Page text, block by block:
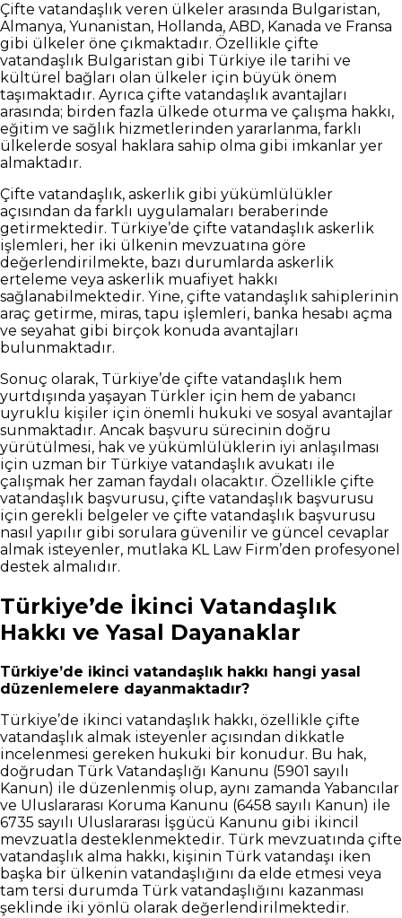
Çifte vatandaşlık veren ülkeler arasında Bulgaristan,
Almanya, Yunanistan, Hollanda, ABD, Kanada ve Fransa
gibi ülkeler öne çıkmaktadır. Özellikle çifte
vatandaşlık Bulgaristan gibi Türkiye ile tarihi ve
kültürel bağları olan ülkeler için büyük önem
taşımaktadır. Ayrıca çifte vatandaşlık avantajları
arasında; birden fazla ülkede oturma ve çalışma hakkı,
eğitim ve sağlık hizmetlerinden yararlanma, farklı
ülkelerde sosyal haklara sahip olma gibi imkanlar yer
almaktadır.
Çifte vatandaşlık, askerlik gibi yükümlülükler
açısından da farklı uygulamaları beraberinde
getirmektedir. Türkiye’de çifte vatandaşlık askerlik
işlemleri, her iki ülkenin mevzuatına göre
değerlendirilmekte, bazı durumlarda askerlik
erteleme veya askerlik muafiyet hakkı
sağlanabilmektedir. Yine, çifte vatandaşlık sahiplerinin
araç getirme, miras, tapu işlemleri, banka hesabı açma
ve seyahat gibi birçok konuda avantajları
bulunmaktadır.
Sonuç olarak, Türkiye’de çifte vatandaşlık hem
yurtdışında yaşayan Türkler için hem de yabancı
uyruklu kişiler için önemli hukuki ve sosyal avantajlar
sunmaktadır. Ancak başvuru sürecinin doğru
yürütülmesi, hak ve yükümlülüklerin iyi anlaşılması
için uzman bir Türkiye vatandaşlık avukatı ile
çalışmak her zaman faydalı olacaktır. Özellikle çifte
vatandaşlık başvurusu, çifte vatandaşlık başvurusu
için gerekli belgeler ve çifte vatandaşlık başvurusu
nasıl yapılır gibi sorulara güvenilir ve güncel cevaplar
almak isteyenler, mutlaka KL Law Firm’den profesyonel
destek almalıdır.
Türkiye’de İkinci Vatandaşlık
Hakkı ve Yasal Dayanaklar
Türkiye’de ikinci vatandaşlık hakkı hangi yasal
düzenlemelere dayanmaktadır?
Türkiye’de ikinci vatandaşlık hakkı, özellikle çifte
vatandaşlık almak isteyenler açısından dikkatle
incelenmesi gereken hukuki bir konudur. Bu hak,
doğrudan Türk Vatandaşlığı Kanunu (5901 sayılı
Kanun) ile düzenlenmiş olup, aynı zamanda Yabancılar
ve Uluslararası Koruma Kanunu (6458 sayılı Kanun) ile
6735 sayılı Uluslararası İşgücü Kanunu gibi ikincil
mevzuatla desteklenmektedir. Türk mevzuatında çifte
vatandaşlık alma hakkı, kişinin Türk vatandaşı iken
başka bir ülkenin vatandaşlığını da elde etmesi veya
tam tersi durumda Türk vatandaşlığını kazanması
şeklinde iki yönlü olarak değerlendirilmektedir.